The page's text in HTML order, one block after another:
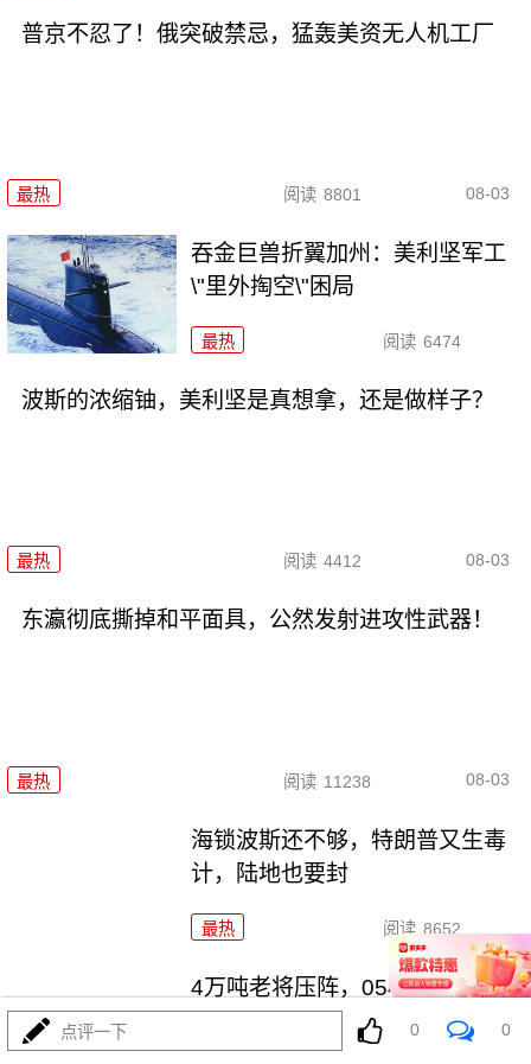
普京不忍了！俄突破禁忌，猛轰美资无人机工厂
最热 阅读 8801 08-03
吞金巨兽折翼加州：美利坚军工
\"里外掏空\"困局
最热 阅读 6474
波斯的浓缩铀，美利坚是真想拿，还是做样子？
最热 阅读 4412 08-03
东瀛彻底撕掉和平面具，公然发射进攻性武器！
最热 阅读 11238 08-03
海锁波斯还不够，特朗普又生毒
计，陆地也要封
最热 阅读 8652
4万吨老将压阵，054B新锐亮
相：美菲仔细品品
点评一下 0 0